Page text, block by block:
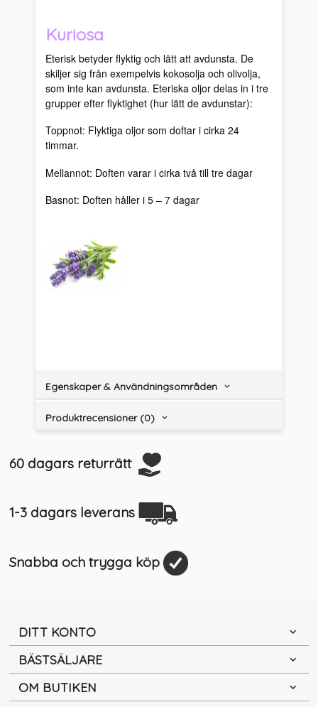
Kuriosa
Eterisk betyder flyktig och lätt att avdunsta. De
skiljer sig från exempelvis kokosolja och olivolja,
som inte kan avdunsta. Eteriska oljor delas in i tre
grupper efter flyktighet (hur lätt de avdunstar):
Toppnot: Flyktiga oljor som doftar i cirka 24
timmar.
Mellannot: Doften varar i cirka två till tre dagar
Basnot: Doften håller i 5 – 7 dagar
Egenskaper & Användningsområden
Produktrecensioner (0)
60 dagars returrätt
1-3 dagars leverans
Snabba och trygga köp
DITT KONTO
BÄSTSÄLJARE
OM BUTIKEN